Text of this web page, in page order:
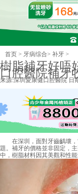
首页 > 牙病综合> 补牙 >
樹脂補牙好唔
口腔醫院補牙
来源:深圳愛康健口腔醫院日
在深圳，面對牙齒齲壞，“
題。補牙的價格並非固定，
中，樹脂材料因其美觀和性